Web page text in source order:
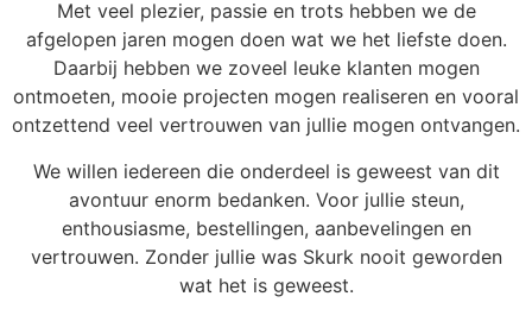
Met veel plezier, passie en trots hebben we de
afgelopen jaren mogen doen wat we het liefste doen.
Daarbij hebben we zoveel leuke klanten mogen
ontmoeten, mooie projecten mogen realiseren en vooral
ontzettend veel vertrouwen van jullie mogen ontvangen.
We willen iedereen die onderdeel is geweest van dit
avontuur enorm bedanken. Voor jullie steun,
enthousiasme, bestellingen, aanbevelingen en
vertrouwen. Zonder jullie was Skurk nooit geworden
wat het is geweest.